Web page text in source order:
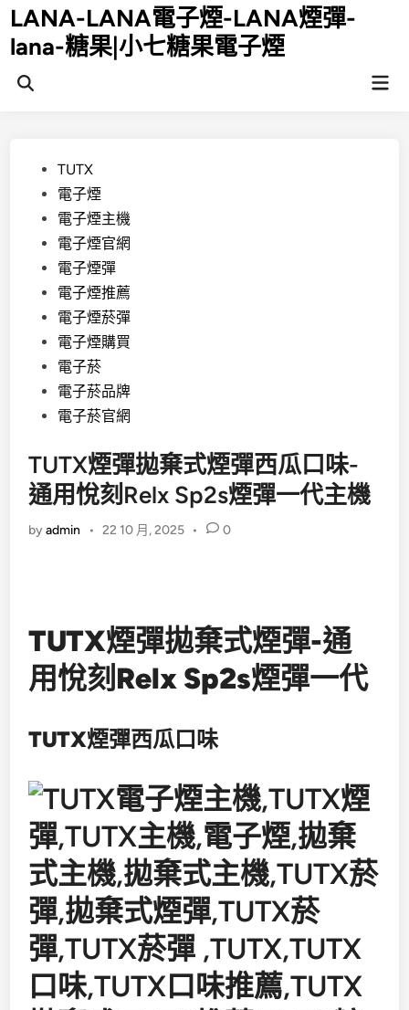
Skip
to
content
LANA-LANA電子煙-LANA煙彈-
lana-糖果|小七糖果電子煙
Open
PostedTUTX
電子煙
電子煙主機
電子煙官網
電子煙彈
電子煙推薦
電子煙菸彈
電子煙購買
電子菸
電子菸品牌
電子菸官網
TUTX煙彈拋棄式煙彈西瓜口味-
通用悅刻Relx Sp2s煙彈一代主機
byadmin • 22 10 月, 2025 • 0
TUTX煙彈拋棄式煙彈-通
用悅刻Relx Sp2s煙彈一代
TUTX煙彈西瓜口味